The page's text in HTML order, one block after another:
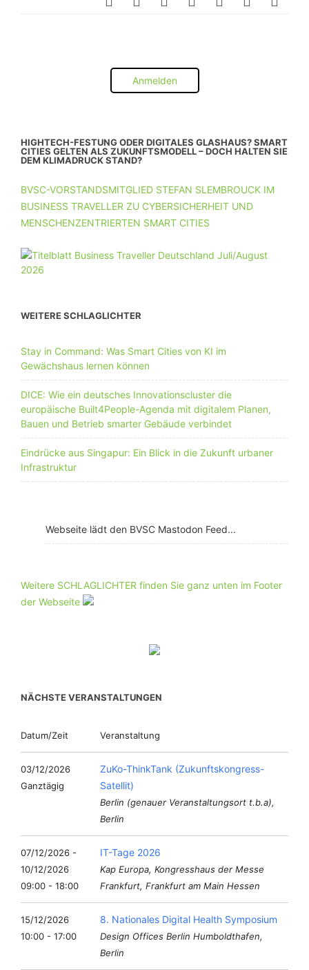
Anmelden
HIGHTECH-FESTUNG ODER DIGITALES GLASHAUS? SMART
CITIES GELTEN ALS ZUKUNFTSMODELL – DOCH HALTEN SIE
DEM KLIMADRUCK STAND?
BVSC-VORSTANDSMITGLIED STEFAN SLEMBROUCK IM
BUSINESS TRAVELLER ZU CYBERSICHERHEIT UND
MENSCHENZENTRIERTEN SMART CITIES
WEITERE SCHLAGLICHTER
Stay in Command: Was Smart Cities von KI im
Gewächshaus lernen können
DICE: Wie ein deutsches Innovationscluster die
europäische Built4People-Agenda mit digitalem Planen,
Bauen und Betrieb smarter Gebäude verbindet
Eindrücke aus Singapur: Ein Blick in die Zukunft urbaner
Infrastruktur
Webseite lädt den BVSC Mastodon Feed...
Weitere SCHLAGLICHTER finden Sie ganz unten im Footer
der Webseite
NÄCHSTE VERANSTALTUNGEN
Datum/Zeit Veranstaltung
03/12/2026
Ganztägig
ZuKo-ThinkTank (Zukunftskongress-
Satellit)
Berlin (genauer Veranstaltungsort t.b.a),
Berlin
07/12/2026 -
10/12/2026
09:00 - 18:00
IT-Tage 2026
Kap Europa, Kongresshaus der Messe
Frankfurt, Frankfurt am Main Hessen
15/12/2026
10:00 - 17:00
8. Nationales Digital Health Symposium
Design Offices Berlin Humboldthafen,
Berlin